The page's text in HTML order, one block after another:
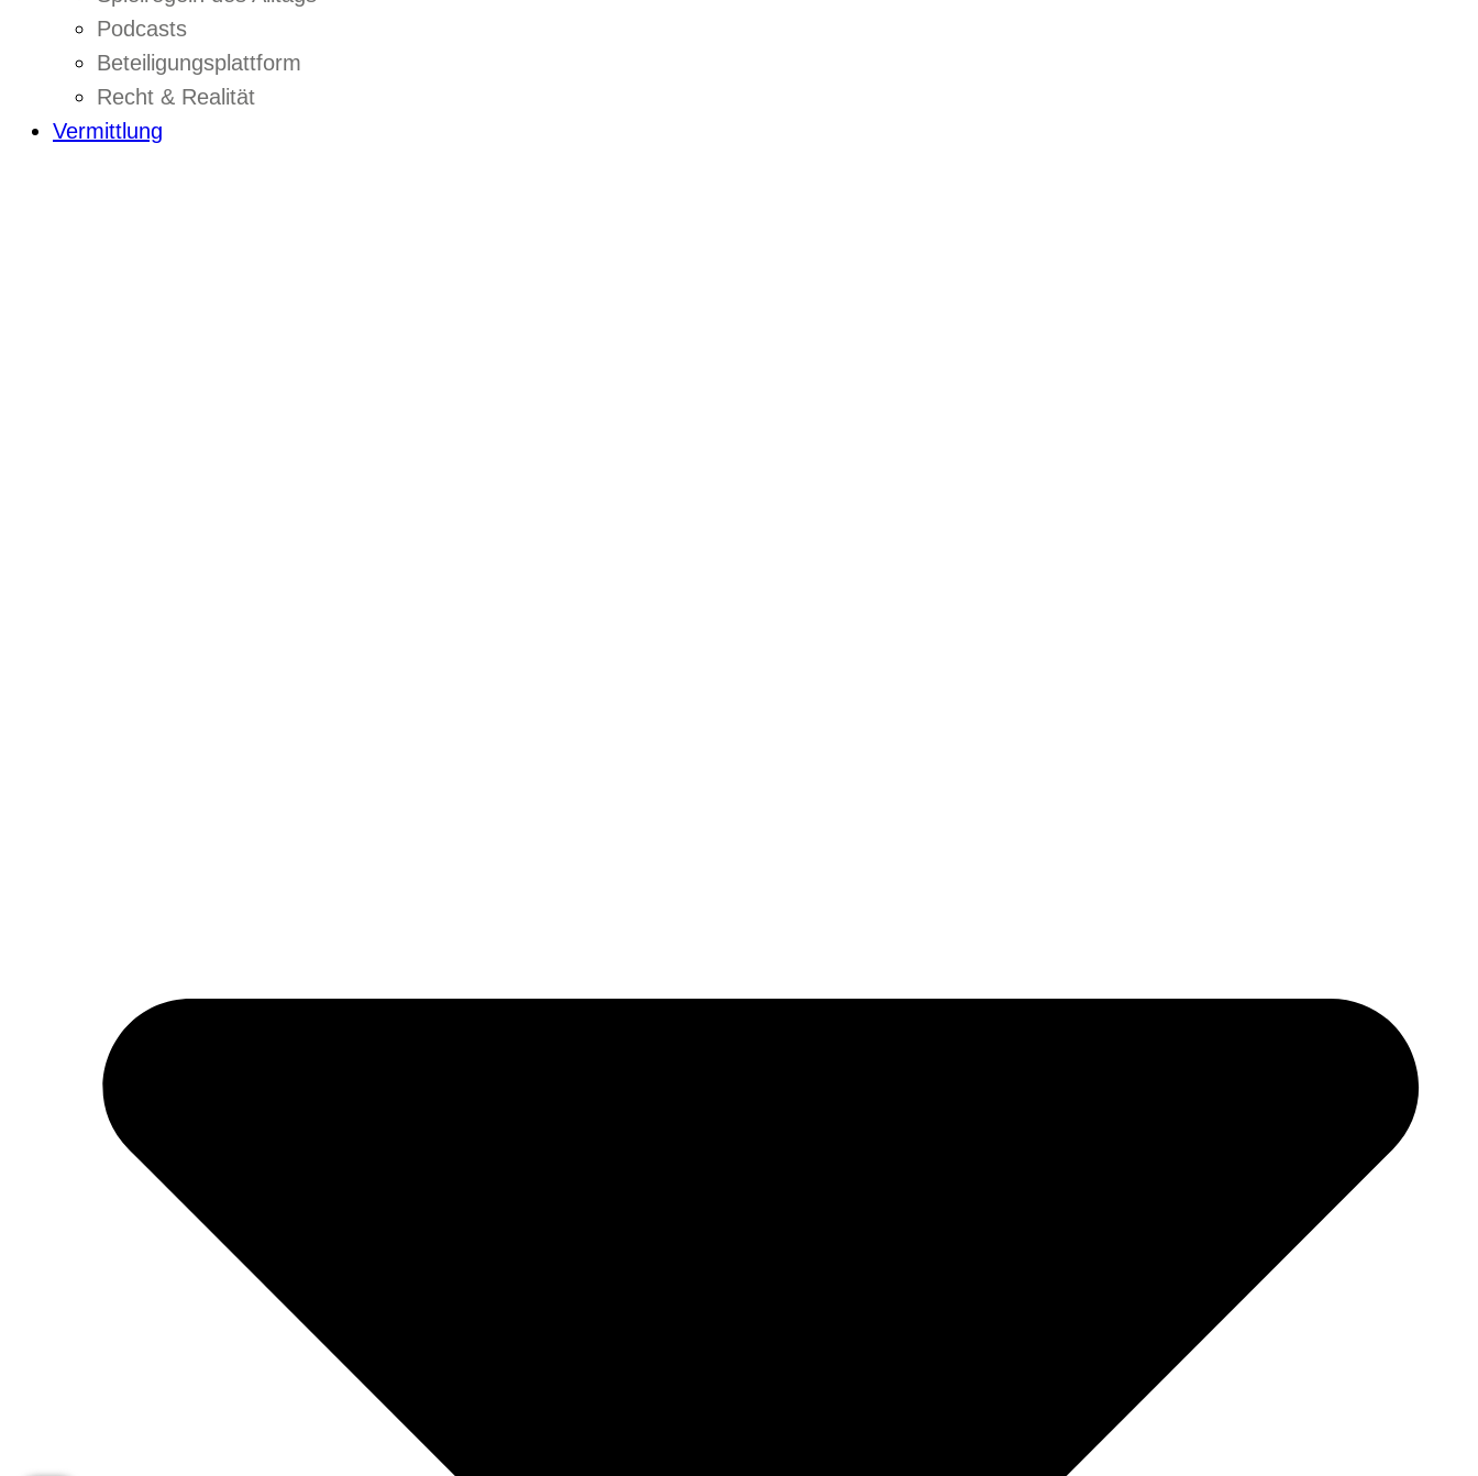
Podcasts
Beteiligungsplattform
Recht & Realität
Vermittlung